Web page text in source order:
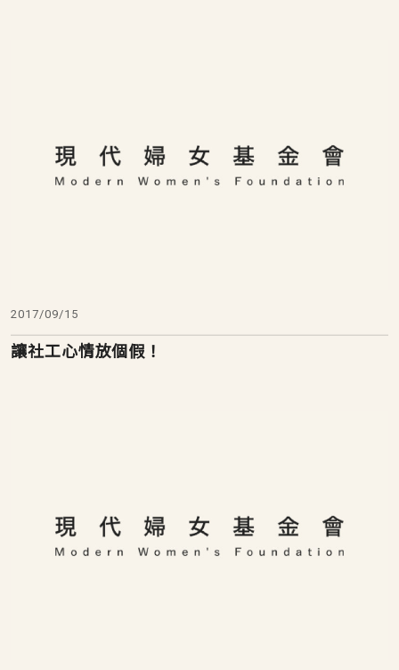
2017/09/15
讓社工心情放個假！